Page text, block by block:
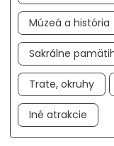
Múzeá a história
Sakrálne
Trate, okruhy
Iné atrakcie